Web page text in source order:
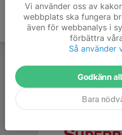
Vi använder oss av
webbplats ska fungera
även för webbanalys i
förbättra
Så använder
Godkänn
Bara